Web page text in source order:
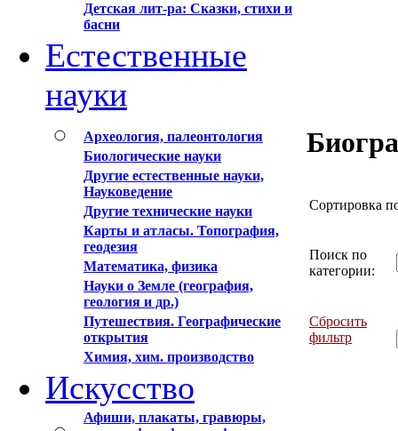
Детская лит-ра: Сказки, стихи и
басни
Естественные
науки
Археология, палеонтология
Биологические науки
Другие естественные науки,
Науковедение
Другие технические науки
Карты и атласы. Топография,
геодезия
Математика, физика
Науки о Земле (география,
геология и др.)
Путешествия. Географические
открытия
Химия, хим. производство
Искусство
Афиши, плакаты, гравюры,
Сортировка
Поиск по
категории:
Сбросить
фильтр